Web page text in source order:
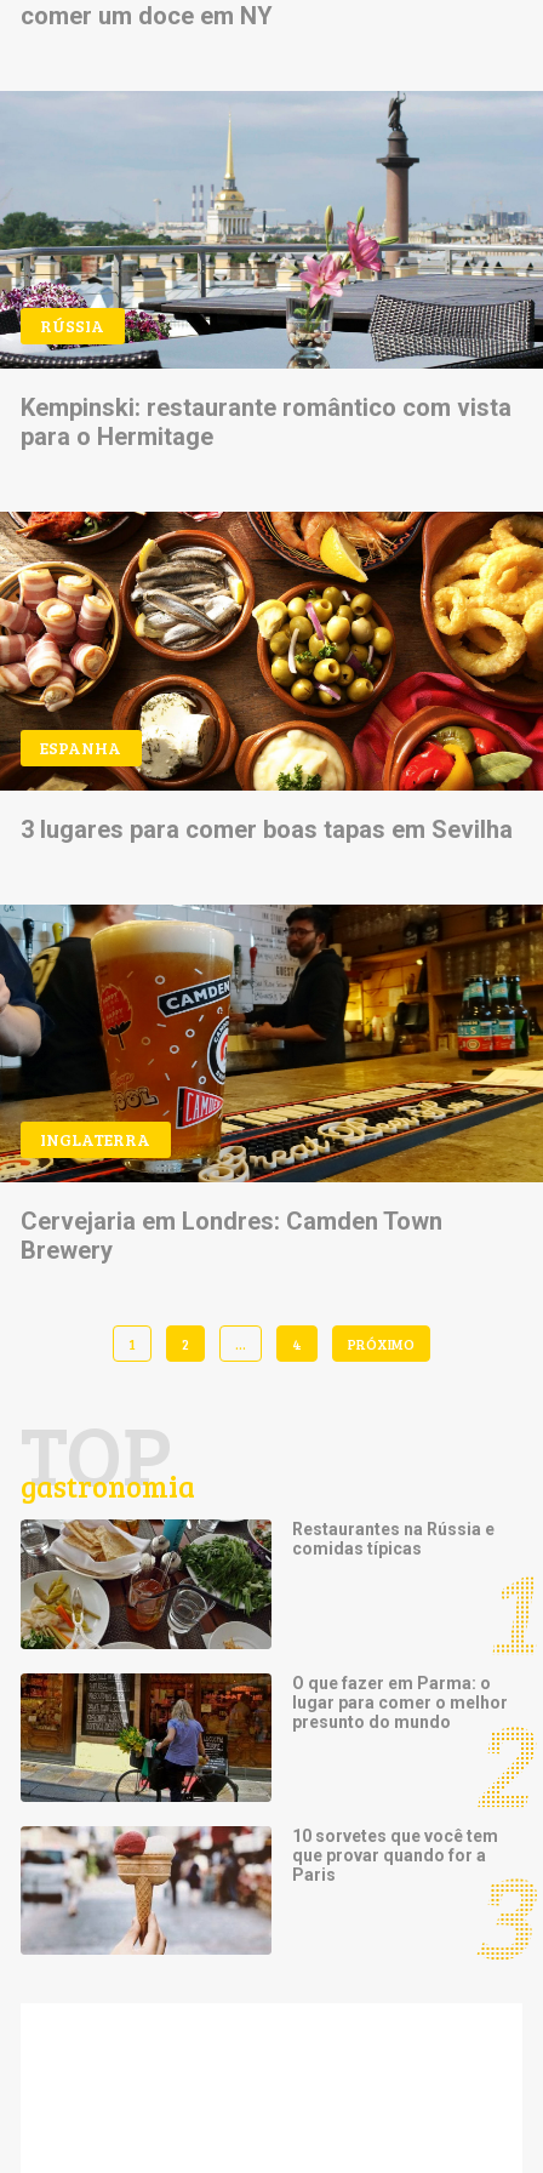
comer um doce em NY
RÚSSIA
Kempinski: restaurante romântico com vista
para o Hermitage
ESPANHA
3 lugares para comer boas tapas em Sevilha
INGLATERRA
Cervejaria em Londres: Camden Town
Brewery
1 2 … 4 PRÓXIMO
TOP
gastronomia
Restaurantes na Rússia e
comidas típicas
O que fazer em Parma: o
lugar para comer o melhor
presunto do mundo
10 sorvetes que você tem
que provar quando for a
Paris